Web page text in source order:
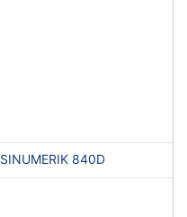
SINUMERIK 840D